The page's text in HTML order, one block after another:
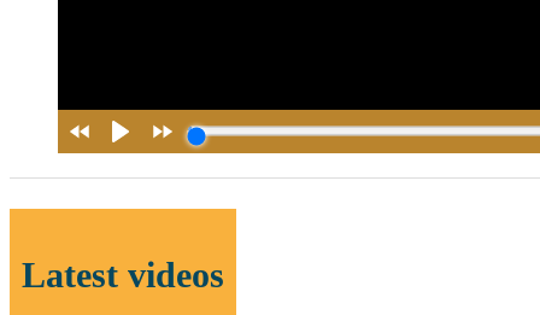
Latest videos